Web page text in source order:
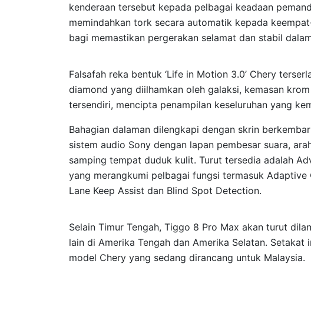
kenderaan tersebut kepada pelbagai keadaan
memindahkan tork secara automatik kepada
bagi memastikan pergerakan selamat dan stabil
Falsafah reka bentuk ‘Life in Motion 3.0’ Chery
diamond yang diilhamkan oleh galaksi, kemasan
tersendiri, mencipta penampilan keseluruhan yang
Bahagian dalaman dilengkapi dengan skrin
sistem audio Sony dengan lapan pembesar suara,
samping tempat duduk kulit. Turut tersedia adalah
yang merangkumi pelbagai fungsi termasuk
Lane Keep Assist dan Blind Spot Detection.
Selain Timur Tengah, Tiggo 8 Pro Max akan turut
lain di Amerika Tengah dan Amerika Selatan.
model Chery yang sedang dirancang untuk Malaysia.